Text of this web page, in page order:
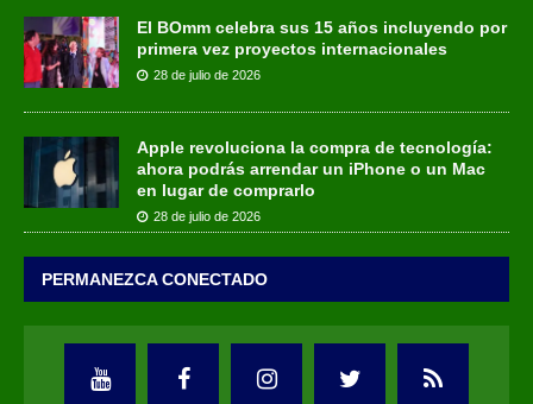
El BOmm celebra sus 15 años incluyendo por
primera vez proyectos internacionales
28 de julio de 2026
Apple revoluciona la compra de tecnología:
ahora podrás arrendar un iPhone o un Mac
en lugar de comprarlo
28 de julio de 2026
PERMANEZCA CONECTADO